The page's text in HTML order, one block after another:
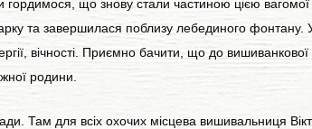
що знову стали частиною цією вагомої
та завершилася поблизу лебединого фонтану.
вічності. Приємно бачити, що до
родини.
Там для всіх охочих місцева вишивальниця